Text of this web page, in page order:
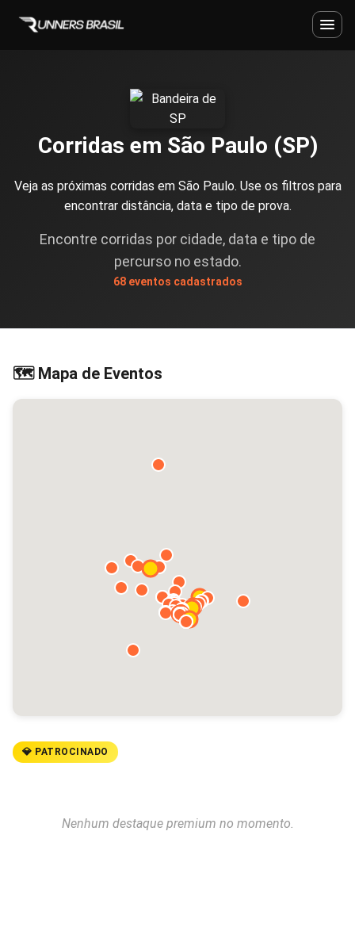
Corridas em São Paulo (SP)
Veja as próximas corridas em São Paulo. Use os filtros para
encontrar distância, data e tipo de prova.
Encontre corridas por cidade, data e tipo de
percurso no estado.
68 eventos cadastrados
🗺️ Mapa de Eventos
💎 PATROCINADO
Nenhum destaque premium no momento.